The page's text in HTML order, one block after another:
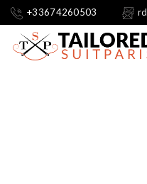
+33674260503